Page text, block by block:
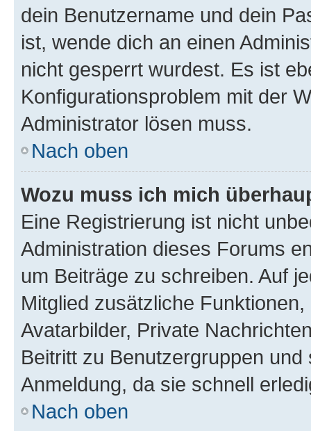
dein Benutzername und dein
ist, wende dich an einen
nicht gesperrt wurdest. Es ist
Konfigurationsproblem mit der
Administrator lösen muss.
Nach oben
Wozu muss ich mich
Eine Registrierung ist nicht
Administration dieses Forums
um Beiträge zu schreiben. Auf
Mitglied zusätzliche
Avatarbilder, Private
Beitritt zu Benutzergruppen
Anmeldung, da sie schnell
Nach oben